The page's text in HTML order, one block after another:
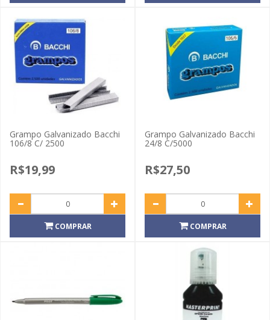
Grampo Galvanizado Bacchi
106/8 C/ 2500
R$19,99
COMPRAR
Grampo Galvanizado Bacchi
24/8 C/5000
R$27,50
COMPRAR